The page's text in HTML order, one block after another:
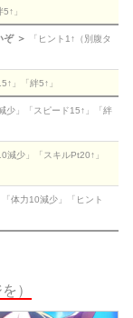
」
ぞ ＞
「ヒント1↑（別腹タ
」「絆5↑」
少」「スピード15↑」「絆
減少」「スキルPt20↑」
「体力10減少」「ヒント
）